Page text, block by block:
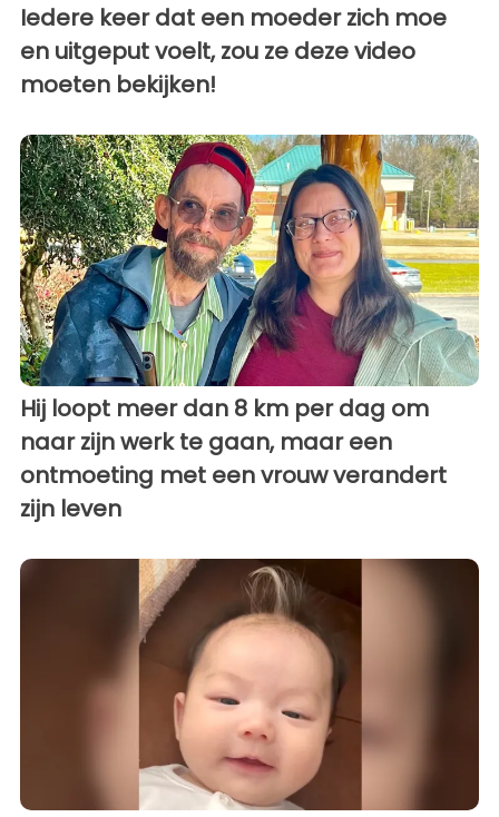
Iedere keer dat een moeder zich moe
en uitgeput voelt, zou ze deze video
moeten bekijken!
Hij loopt meer dan 8 km per dag om
naar zijn werk te gaan, maar een
ontmoeting met een vrouw verandert
zijn leven